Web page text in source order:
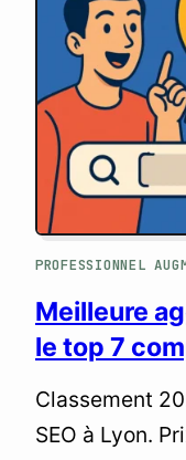
PROFESSIONNEL
Meilleure
le top 7
Classement
SEO à Lyon.